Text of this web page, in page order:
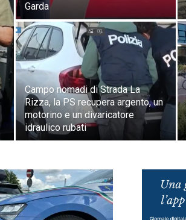
Garda
Campo nomadi di Strada La
Rizza, la PS recupera argento, un
motorino e un divaricatore
idraulico rubati